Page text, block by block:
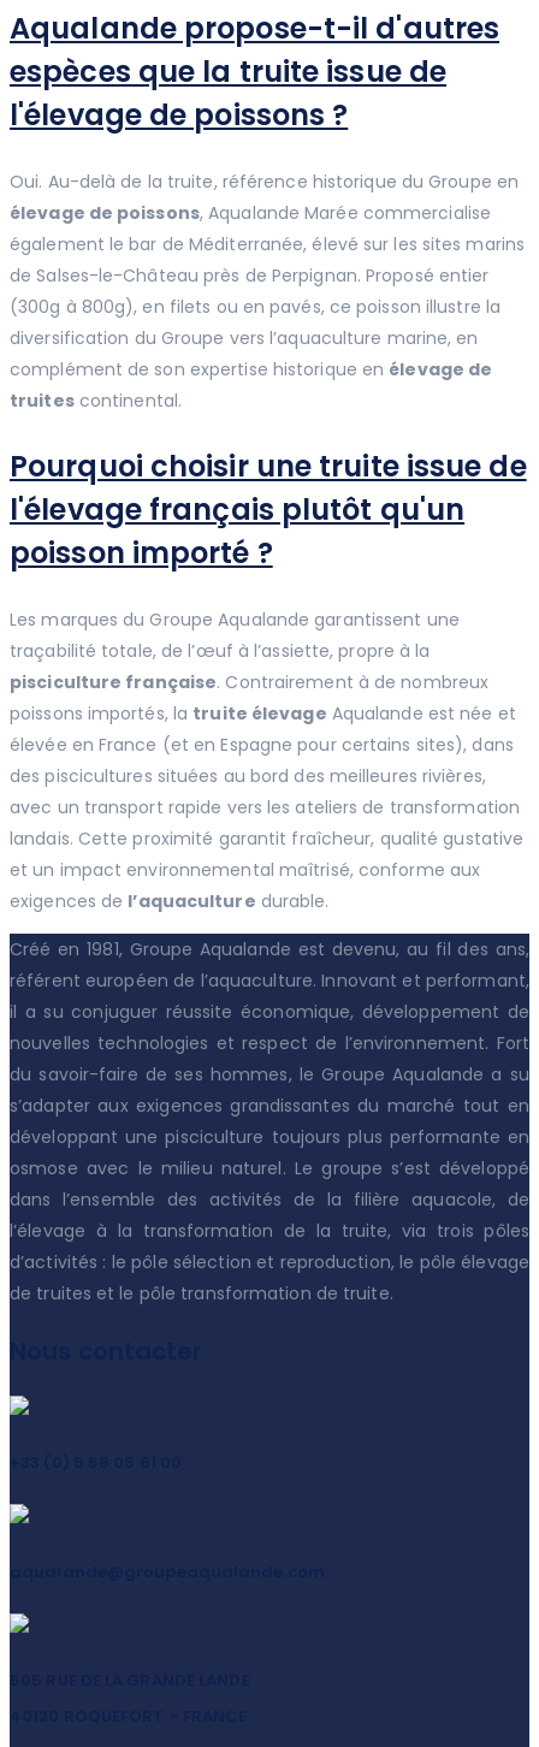
Aqualande propose-t-il d'autres
espèces que la truite issue de
l'élevage de poissons ?
Oui. Au-delà de la truite, référence historique du Groupe en
élevage de poissons, Aqualande Marée commercialise
également le bar de Méditerranée, élevé sur les sites marins
de Salses-le-Château près de Perpignan. Proposé entier
(300g à 800g), en filets ou en pavés, ce poisson illustre la
diversification du Groupe vers l’aquaculture marine, en
complément de son expertise historique en élevage de
truitescontinental.
Pourquoi choisir une truite issue de
l'élevage français plutôt qu'un
poisson importé ?
Les marques du Groupe Aqualande garantissent une
traçabilité totale, de l’œuf à l’assiette, propre à la
pisciculture française. Contrairement à de nombreux
poissons importés, la truite élevage Aqualande est née et
élevée en France (et en Espagne pour certains sites), dans
des piscicultures situées au bord des meilleures rivières,
avec un transport rapide vers les ateliers de transformation
landais. Cette proximité garantit fraîcheur, qualité gustative
et un impact environnemental maîtrisé, conforme aux
exigences de l’aquaculture durable.
Créé en 1981, Groupe Aqualande est devenu, au fil des ans,
référent européen de l’aquaculture. Innovant et performant,
il a su conjuguer réussite économique, développement de
nouvelles technologies et respect de l’environnement. Fort
du savoir-faire de ses hommes, le Groupe Aqualande a su
s’adapter aux exigences grandissantes du marché tout en
développant une pisciculture toujours plus performante en
osmose avec le milieu naturel. Le groupe s’est développé
dans l’ensemble des activités de la filière aquacole, de
l’élevage à la transformation de la truite, via trois pôles
d’activités : le pôle sélection et reproduction, le pôle élevage
de truites et le pôle transformation de truite.